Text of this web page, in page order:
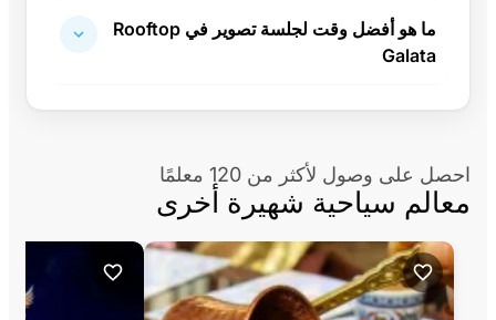
ما هو أفضل وقت لجلسة تصوير في Rooftop
Galata
احصل على وصول لأكثر من 120 معلمًا
معالم سياحية شهيرة أخرى